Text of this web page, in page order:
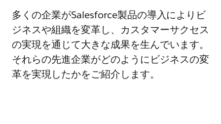
多くの企業がSalesforce製品の導入によりビ
ジネスや組織を変革し、カスタマーサクセス
の実現を通じて大きな成果を生んでいます。
それらの先進企業がどのようにビジネスの変
革を実現したかをご紹介します。